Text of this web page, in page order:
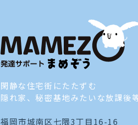
閑静な住宅街にたたずむ
隠れ家、秘密基地みたいな放課後
福岡市城南区七隈3丁目16-16